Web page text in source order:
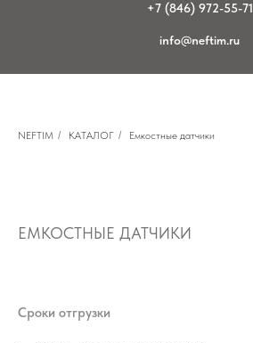
+7 (846) 972-55-71
info@neftim.ru
NEFTIM / КАТАЛОГ / Емкостные датчики
ЕМКОСТНЫЕ ДАТЧИКИ
Сроки отгрузки